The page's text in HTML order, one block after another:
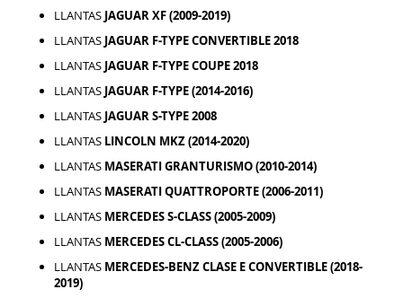
LLANTAS JAGUAR XF (2009-2019)
LLANTAS JAGUAR F-TYPE CONVERTIBLE 2018
LLANTAS JAGUAR F-TYPE COUPE 2018
LLANTAS JAGUAR F-TYPE (2014-2016)
LLANTAS JAGUAR S-TYPE 2008
LLANTAS LINCOLN MKZ (2014-2020)
LLANTAS MASERATI GRANTURISMO (2010-2014)
LLANTAS MASERATI QUATTROPORTE (2006-2011)
LLANTAS MERCEDES S-CLASS (2005-2009)
LLANTAS MERCEDES CL-CLASS (2005-2006)
LLANTAS MERCEDES-BENZ CLASE E CONVERTIBLE (2018-
2019)